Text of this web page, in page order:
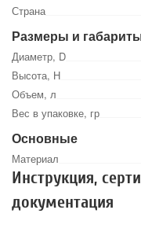
Страна
Размеры и
Диаметр, D
Высота, Н
Объем, л
Вес в упаковке, гр
Основные
Материал
Инструкция,
документация